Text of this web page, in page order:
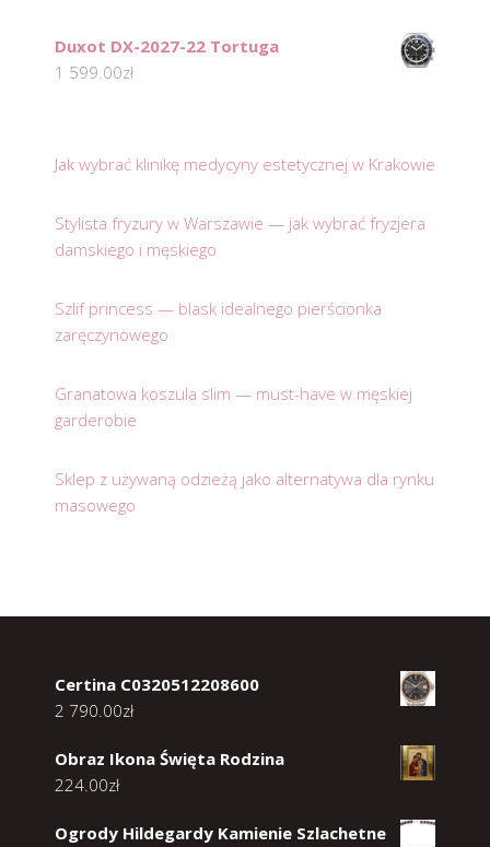
Duxot DX-2027-22 Tortuga
1 599.00zł
Jak wybrać klinikę medycyny estetycznej w Krakowie
Stylista fryzury w Warszawie — jak wybrać fryzjera
damskiego i męskiego
Szlif princess — blask idealnego pierścionka
zaręczynowego
Granatowa koszula slim — must-have w męskiej
garderobie
Sklep z używaną odzieżą jako alternatywa dla rynku
masowego
Certina C0320512208600
2 790.00zł
Obraz Ikona Święta Rodzina
224.00zł
Ogrody Hildegardy Kamienie Szlachetne